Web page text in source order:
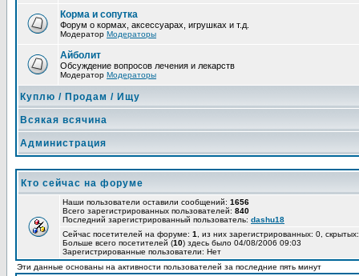
Корма и сопутка
Форум о кормах, аксессуарах, игрушках и т.д.
Модератор Модераторы
Айболит
Обсуждение вопросов лечения и лекарств
Модератор Модераторы
Куплю / Продам / Ищу
Всякая всячина
Администрация
Кто сейчас на форуме
Наши пользователи оставили сообщений: 1656
Всего зарегистрированных пользователей: 840
Последний зарегистрированный пользователь: dashu18
Сейчас посетителей на форуме: 1
, из них зарегистрированных: 0,
Больше всего посетителей (10) здесь было 04/08/2006 09:03
Зарегистрированные пользователи: Нет
Эти данные основаны на активности пользователей за последние пять минут